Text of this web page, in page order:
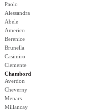
Paolo
Alessandra
Abele
Americo
Berenice
Brunella
Casimiro
Clemente
Chambord
Averdon
Cheverny
Menars
Millancay